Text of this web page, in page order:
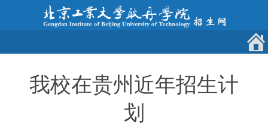
我校在贵州近年招生计
划